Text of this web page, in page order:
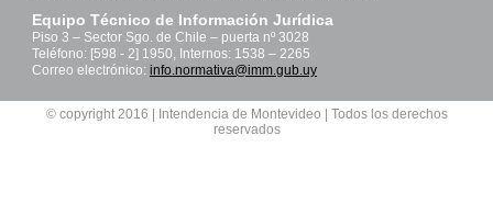
Equipo Técnico de Información Jurídica
Piso 3 – Sector Sgo. de Chile – puerta nº 3028
Teléfono: [598 - 2] 1950, Internos: 1538 – 2265
Correo electrónico: info.normativa@imm.gub.uy
© copyright 2016 | Intendencia de Montevideo | Todos los derechos
reservados